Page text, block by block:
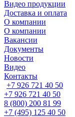
Видео продукции
Доставка и оплата
О компании
О компании
Вакансии
Документы
Новости
Видео
Контакты
+7 926 721 40 50
+7 926 721 40 50
8 (800) 200 81 99
+7 (495) 125 40 50